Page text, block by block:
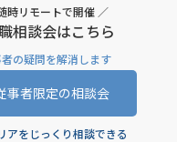
時リモートで開催 ／
相談会はこちら
の疑問を解消します
事者限定の相談会
アをじっくり相談できる